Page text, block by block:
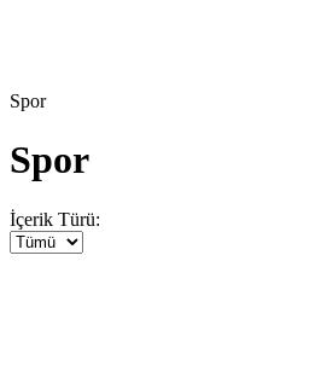
Spor
Spor
İçerik Türü: